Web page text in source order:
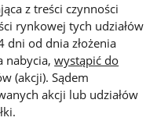
z treści czynności
rynkowej tych udziałów
dni od dnia złożenia
nabycia,wystąpić do
(akcji). Sądem
akcji lub udziałów